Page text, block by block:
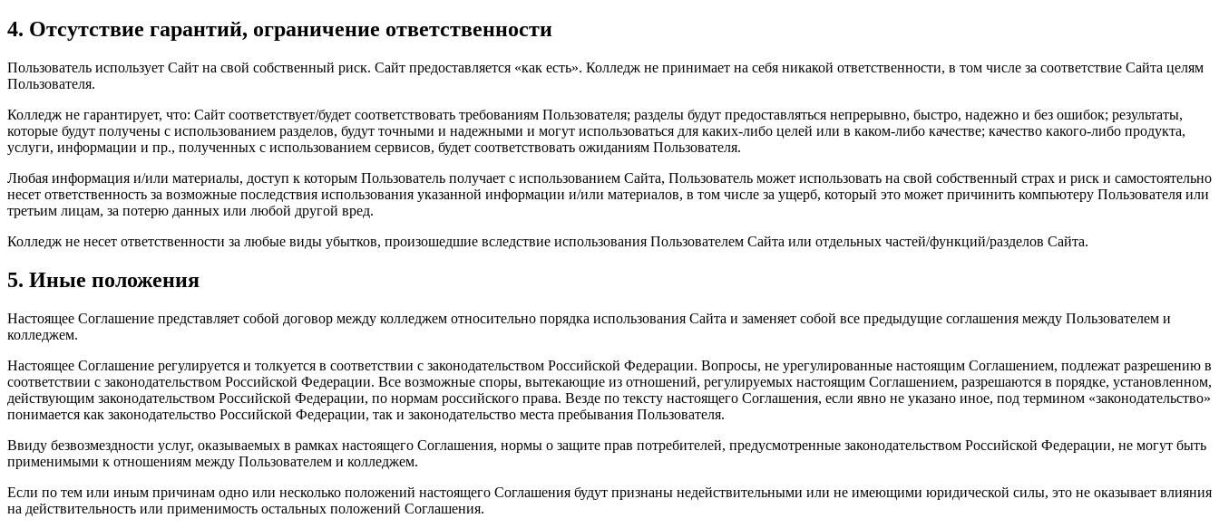
4. Отсутствие гарантий, ограничение ответственности
Пользователь использует Сайт на свой собственный риск. Сайт предоставляется «как есть». Колледж не принимает на себя никакой ответственности, в том числе за соответствие Сайта целям
Пользователя.
Колледж не гарантирует, что: Сайт соответствует/будет соответствовать требованиям Пользователя; разделы будут предоставляться непрерывно, быстро, надежно и без ошибок; результаты,
которые будут получены с использованием разделов, будут точными и надежными и могут использоваться для каких-либо целей или в каком-либо качестве; качество какого-либо продукта,
услуги, информации и пр., полученных с использованием сервисов, будет соответствовать ожиданиям Пользователя.
Любая информация и/или материалы, доступ к которым Пользователь получает с использованием Сайта, Пользователь может использовать на свой собственный страх и риск и самостоятельно
несет ответственность за возможные последствия использования указанной информации и/или материалов, в том числе за ущерб, который это может причинить компьютеру Пользователя или
третьим лицам, за потерю данных или любой другой вред.
Колледж не несет ответственности за любые виды убытков, произошедшие вследствие использования Пользователем Сайта или отдельных частей/функций/разделов Сайта.
5. Иные положения
Настоящее Соглашение представляет собой договор между колледжем относительно порядка использования Сайта и заменяет собой все предыдущие соглашения между Пользователем и
колледжем.
Настоящее Соглашение регулируется и толкуется в соответствии с законодательством Российской Федерации. Вопросы, не урегулированные настоящим Соглашением, подлежат разрешению в
соответствии с законодательством Российской Федерации. Все возможные споры, вытекающие из отношений, регулируемых настоящим Соглашением, разрешаются в порядке, установленном,
действующим законодательством Российской Федерации, по нормам российского права. Везде по тексту настоящего Соглашения, если явно не указано иное, под термином «законодательство»
понимается как законодательство Российской Федерации, так и законодательство места пребывания Пользователя.
Ввиду безвозмездности услуг, оказываемых в рамках настоящего Соглашения, нормы о защите прав потребителей, предусмотренные законодательством Российской Федерации, не могут быть
применимыми к отношениям между Пользователем и колледжем.
Если по тем или иным причинам одно или несколько положений настоящего Соглашения будут признаны недействительными или не имеющими юридической силы, это не оказывает влияния
на действительность или применимость остальных положений Соглашения.